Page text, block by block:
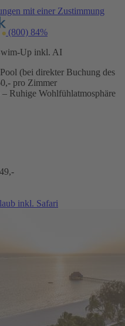
mit einer Zustimmung
(800) 84%
Up inkl. AI
(bei direkter Buchung des
pro Zimmer
Ruhige Wohlfühlatmosphäre
inkl. Safari